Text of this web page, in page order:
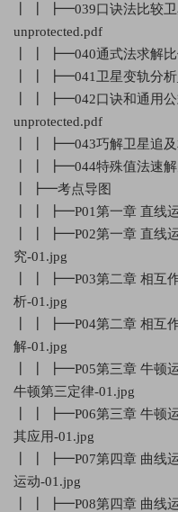
┃ ┃ ┣━039口诀法比较卫
unprotected.pdf
┃ ┃ ┣━040通式法求解比
┃ ┃ ┣━041卫星变轨分析
┃ ┃ ┣━042口诀和通用公
unprotected.pdf
┃ ┃ ┣━043巧解卫星追及
┃ ┃ ┣━044特殊值法速解
┃ ┣━考点导图
┃ ┃ ┣━P01第一章 直线
┃ ┃ ┣━P02第一章 直线
究-01.jpg
┃ ┃ ┣━P03第二章 相互
析-01.jpg
┃ ┃ ┣━P04第二章 相互
解-01.jpg
┃ ┃ ┣━P05第三章 牛顿
牛顿第三定律-01.jpg
┃ ┃ ┣━P06第三章 牛顿
其应用-01.jpg
┃ ┃ ┣━P07第四章 曲线
运动-01.jpg
┃ ┃ ┣━P08第四章 曲线